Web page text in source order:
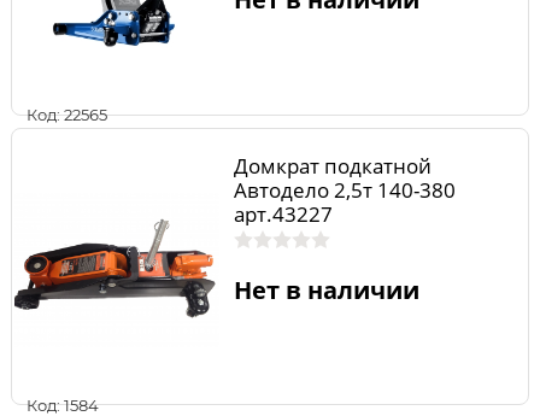
Код: 22565
Код: 1584
Домкрат подкатной
Автодело 2,5т 140-380
арт.43227
Нет в наличии